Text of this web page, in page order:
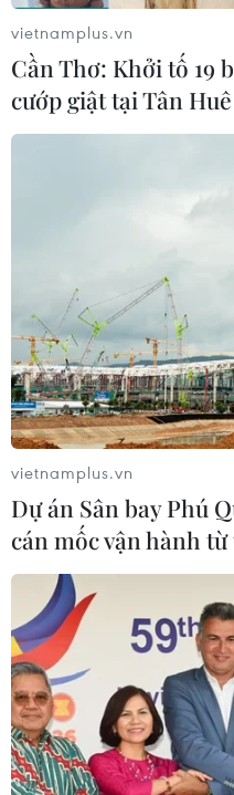
vietnamplus.vn
Cần Thơ: Khởi tố 19
cướp giật tại Tân
vietnamplus.vn
Dự án Sân bay Phú
cán mốc vận hành